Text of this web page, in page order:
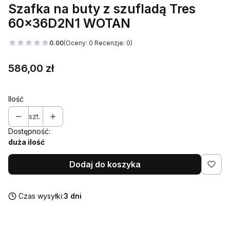
Szafka na buty z szufladą Tres
60x36D2N1 WOTAN
0.00(Oceny: 0 Recenzje: 0)
Cena
586,00 zł
Ilość
szt.
Dostępność:
duża ilość
Dodaj do koszyka
Czas wysyłki:3 dni